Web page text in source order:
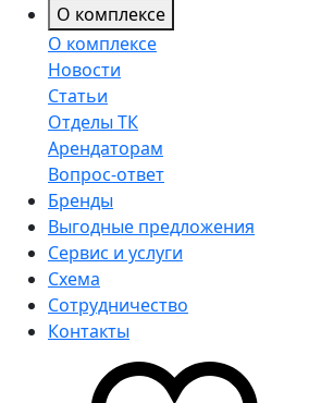
О комплексе
О комплексе
Новости
Статьи
Отделы ТК
Арендаторам
Вопрос-ответ
Бренды
Выгодные предложения
Сервис и услуги
Схема
Сотрудничество
Контакты